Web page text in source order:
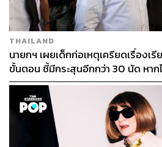
TAGS: อาหารไทย ธิติฏฐ์ ทัศนาขจร
Chef’s Table
THAILAND
นายกฯ เผยเด็กก่อเหตุเครียดเรื่องเรี
ขั้นตอน ชี้มีกระสุนอีกกว่า 30 นัด หาก
สูญเสียเพิ่ม